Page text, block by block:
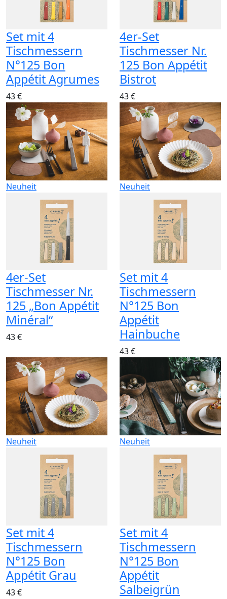
Set mit 4
Tischmessern
N°125 Bon
Appétit Agrumes
43 €
4er-Set
Tischmesser Nr.
125 Bon Appétit
Bistrot
43 €
Neuheit
4er-Set
Tischmesser Nr.
125 „Bon Appétit
Minéral“
43 €
Neuheit
Set mit 4
Tischmessern
N°125 Bon
Appétit
Hainbuche
43 €
Neuheit
Set mit 4
Tischmessern
N°125 Bon
Appétit Grau
43 €
Neuheit
Set mit 4
Tischmessern
N°125 Bon
Appétit
Salbeigrün